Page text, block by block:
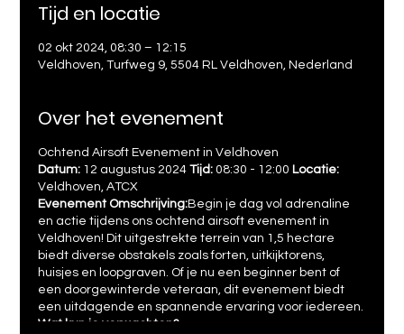
Tijd en locatie
02 okt 2024, 08:30 – 12:15
Veldhoven, Turfweg 9, 5504 RL Veldhoven, Nederland
Over het evenement
Ochtend Airsoft Evenement in Veldhoven
Datum: 12 augustus 2024Tijd: 08:30 - 12:00 Locatie:
Veldhoven, ATCX
Evenement Omschrijving:Begin je dag vol adrenaline
en actie tijdens ons ochtend airsoft evenement in
Veldhoven! Dit uitgestrekte terrein van 1,5 hectare
biedt diverse obstakels zoals forten, uitkijktorens,
huisjes en loopgraven. Of je nu een beginner bent of
een doorgewinterde veteraan, dit evenement biedt
een uitdagende en spannende ervaring voor iedereen.
Wat kun je verwachten?